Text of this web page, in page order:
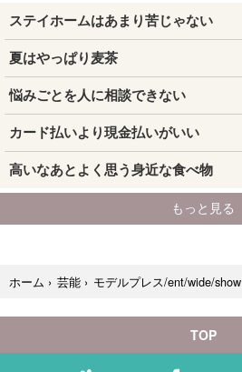
ホーム › 芸能 › モデルプレス/ent/wide/show
TOP